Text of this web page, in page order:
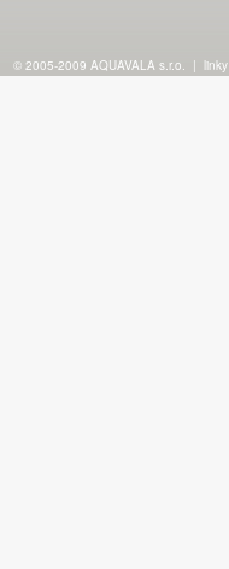
© 2005-2009 AQUAVALA s.r.o. | linky